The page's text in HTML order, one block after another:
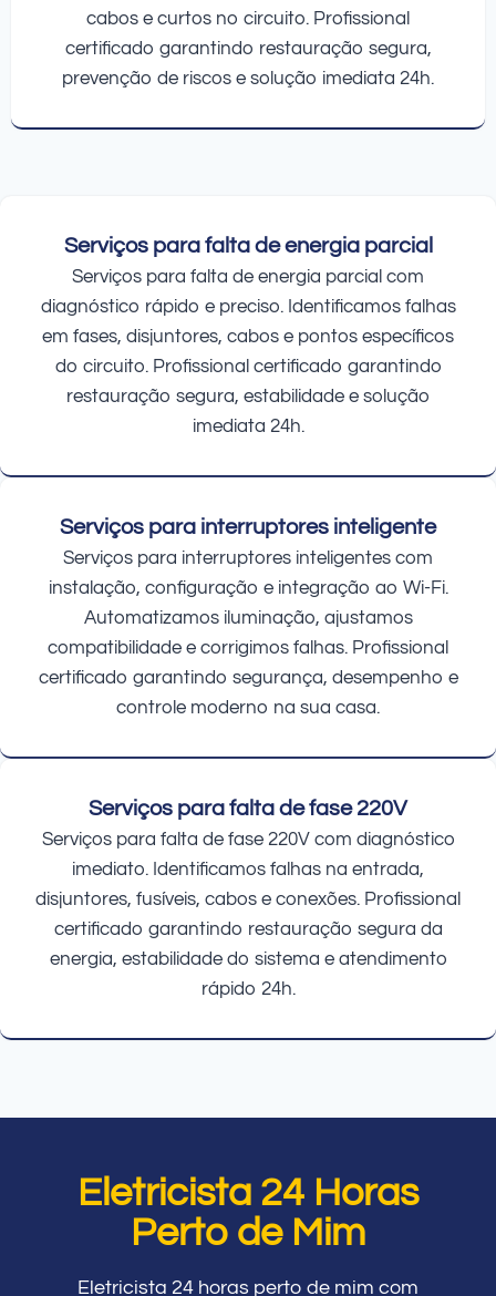
cabos e curtos no circuito. Profissional
certificado garantindo restauração segura,
prevenção de riscos e solução imediata 24h.
Serviços para falta de energia parcial
Serviços para falta de energia parcial com
diagnóstico rápido e preciso. Identificamos falhas
em fases, disjuntores, cabos e pontos específicos
do circuito. Profissional certificado garantindo
restauração segura, estabilidade e solução
imediata 24h.
Serviços para interruptores inteligente
Serviços para interruptores inteligentes com
instalação, configuração e integração ao Wi-Fi.
Automatizamos iluminação, ajustamos
compatibilidade e corrigimos falhas. Profissional
certificado garantindo segurança, desempenho e
controle moderno na sua casa.
Serviços para falta de fase 220V
Serviços para falta de fase 220V com diagnóstico
imediato. Identificamos falhas na entrada,
disjuntores, fusíveis, cabos e conexões. Profissional
certificado garantindo restauração segura da
energia, estabilidade do sistema e atendimento
rápido 24h.
Eletricista 24 Horas
Perto de Mim
Eletricista 24 horas perto de mim com